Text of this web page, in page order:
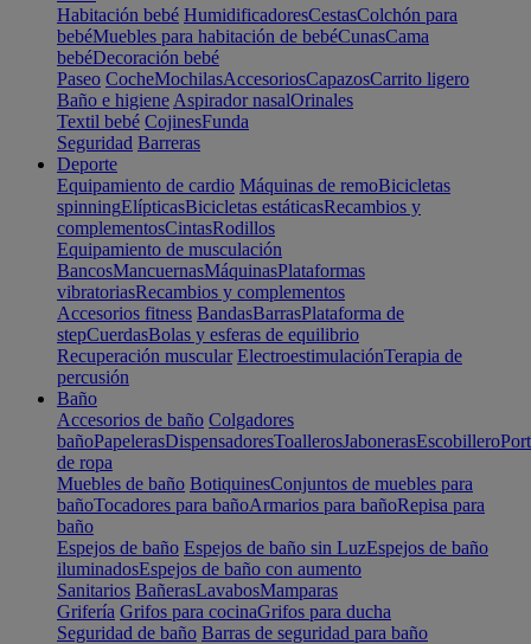
Habitación bebé HumidificadoresCestasColchón para
bebéMuebles para habitación de bebéCunasCama
bebéDecoración bebé
Paseo CocheMochilasAccesoriosCapazosCarrito ligero
Baño e higiene Aspirador nasalOrinales
Textil bebé CojinesFunda
Seguridad Barreras
Deporte
Equipamiento de cardio Máquinas de remoBicicletas
spinningElípticasBicicletas estáticasRecambios y
complementosCintasRodillos
Equipamiento de musculación
BancosMancuernasMáquinasPlataformas
vibratoriasRecambios y complementos
Accesorios fitness BandasBarrasPlataforma de
stepCuerdasBolas y esferas de equilibrio
Recuperación muscular ElectroestimulaciónTerapia de
percusión
Baño
Accesorios de baño Colgadores
bañoPapelerasDispensadoresToallerosJabonerasEscobillero
de ropa
Muebles de baño BotiquinesConjuntos de muebles para
bañoTocadores para bañoArmarios para bañoRepisa para
baño
Espejos de baño Espejos de baño sin LuzEspejos de baño
iluminadosEspejos de baño con aumento
Sanitarios BañerasLavabosMamparas
Grifería Grifos para cocinaGrifos para ducha
Seguridad de baño Barras de seguridad para baño